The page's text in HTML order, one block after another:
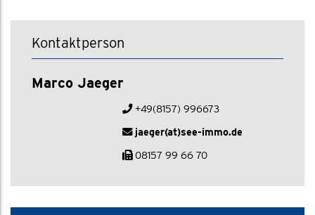
Kontaktperson
Marco Jaeger
+49(8157) 996673
jaeger(at)see-immo.de
08157 99 66 70